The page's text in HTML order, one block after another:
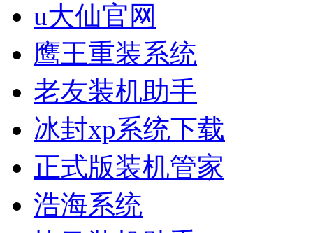
u大仙官网
鹰王重装系统
老友装机助手
冰封xp系统下载
正式版装机管家
浩海系统